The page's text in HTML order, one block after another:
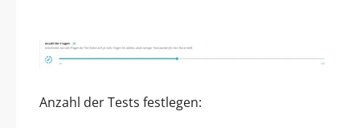
Anzahl der Tests festlegen: